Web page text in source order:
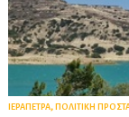
ΙΕΡΑΠΕΤΡΑ, ΠΟΛΙΤΙΚΗ